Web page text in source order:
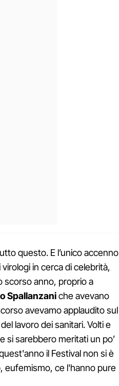
questo. E l’unico accenno
virologi in cerca di celebrità,
scorso anno, proprio a
Spallanzaniche avevano
avevamo applaudito sul
lavoro dei sanitari. Volti e
si sarebbero meritati un po’
il Festival non si è
eufemismo, ce l'hanno pure